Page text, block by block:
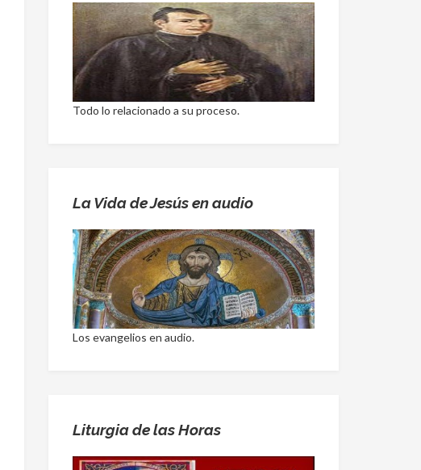
Todo lo relacionado a su proceso.
La Vida de Jesús en audio
Los evangelios en audio.
Liturgia de las Horas